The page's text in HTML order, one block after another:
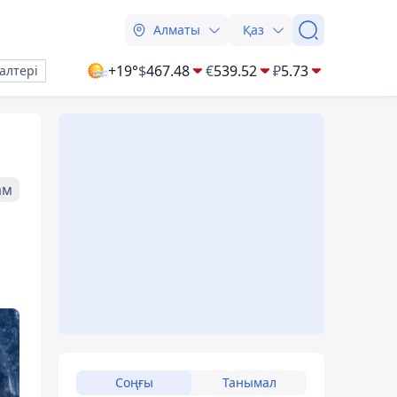
Алматы Қаз
+19°$467.48 €539.52 ₽5.73
Соңғы Танымал